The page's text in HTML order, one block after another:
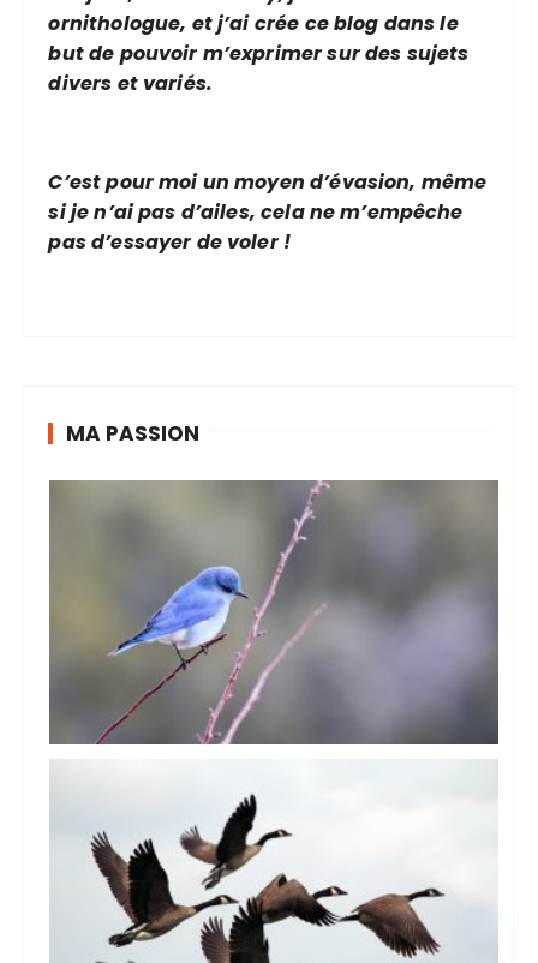
ornithologue, et j’ai crée ce blog dans le
but de pouvoir m’exprimer sur des sujets
divers et variés.
C’est pour moi un moyen d’évasion, même
si je n’ai pas d’ailes, cela ne m’empêche
pas d’essayer de voler !
MA PASSION